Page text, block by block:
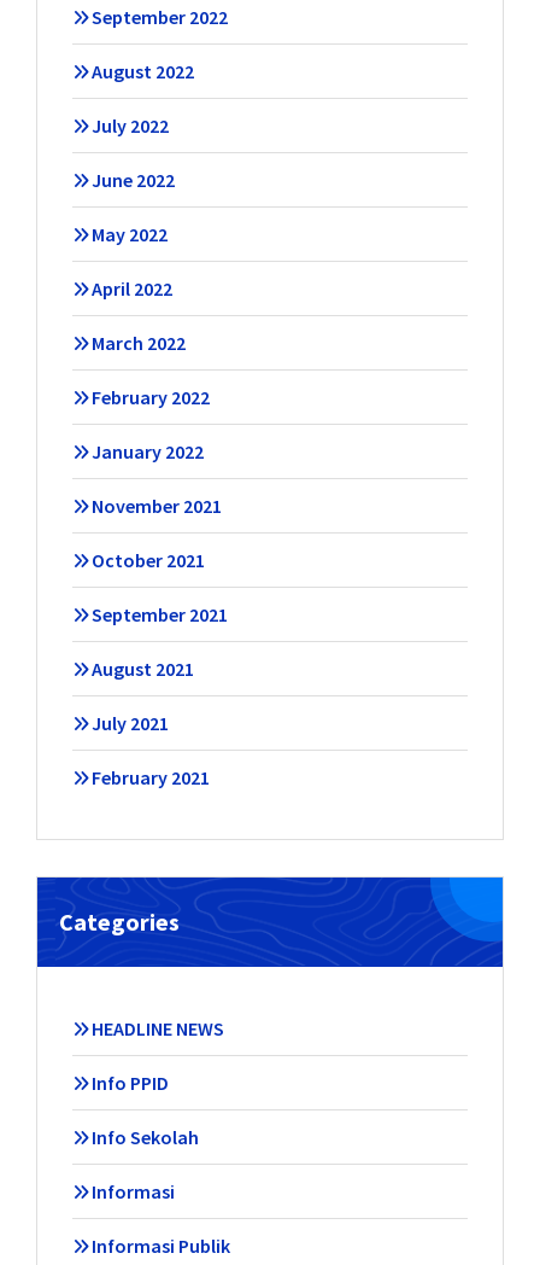
September 2022
August 2022
July 2022
June 2022
May 2022
April 2022
March 2022
February 2022
January 2022
November 2021
October 2021
September 2021
August 2021
July 2021
February 2021
Categories
HEADLINE NEWS
Info PPID
Info Sekolah
Informasi
Informasi Publik